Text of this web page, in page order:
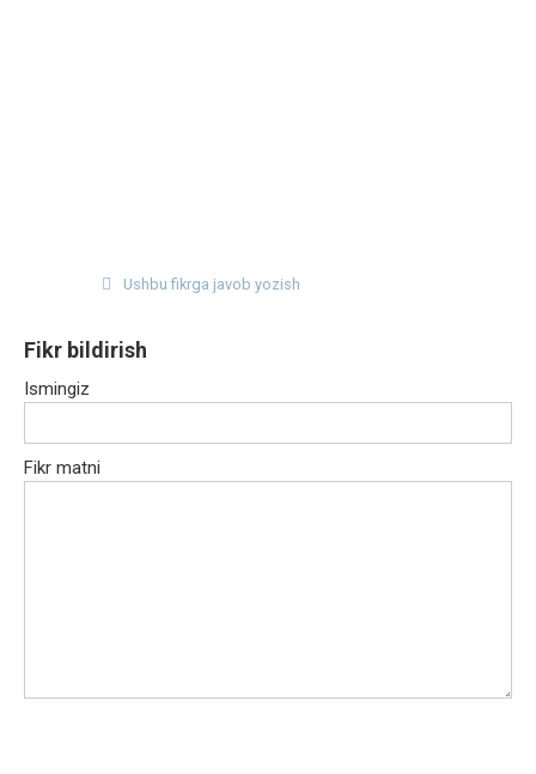
Ushbu fikrga javob yozish
Fikr bildirish
Ismingiz
Fikr matni